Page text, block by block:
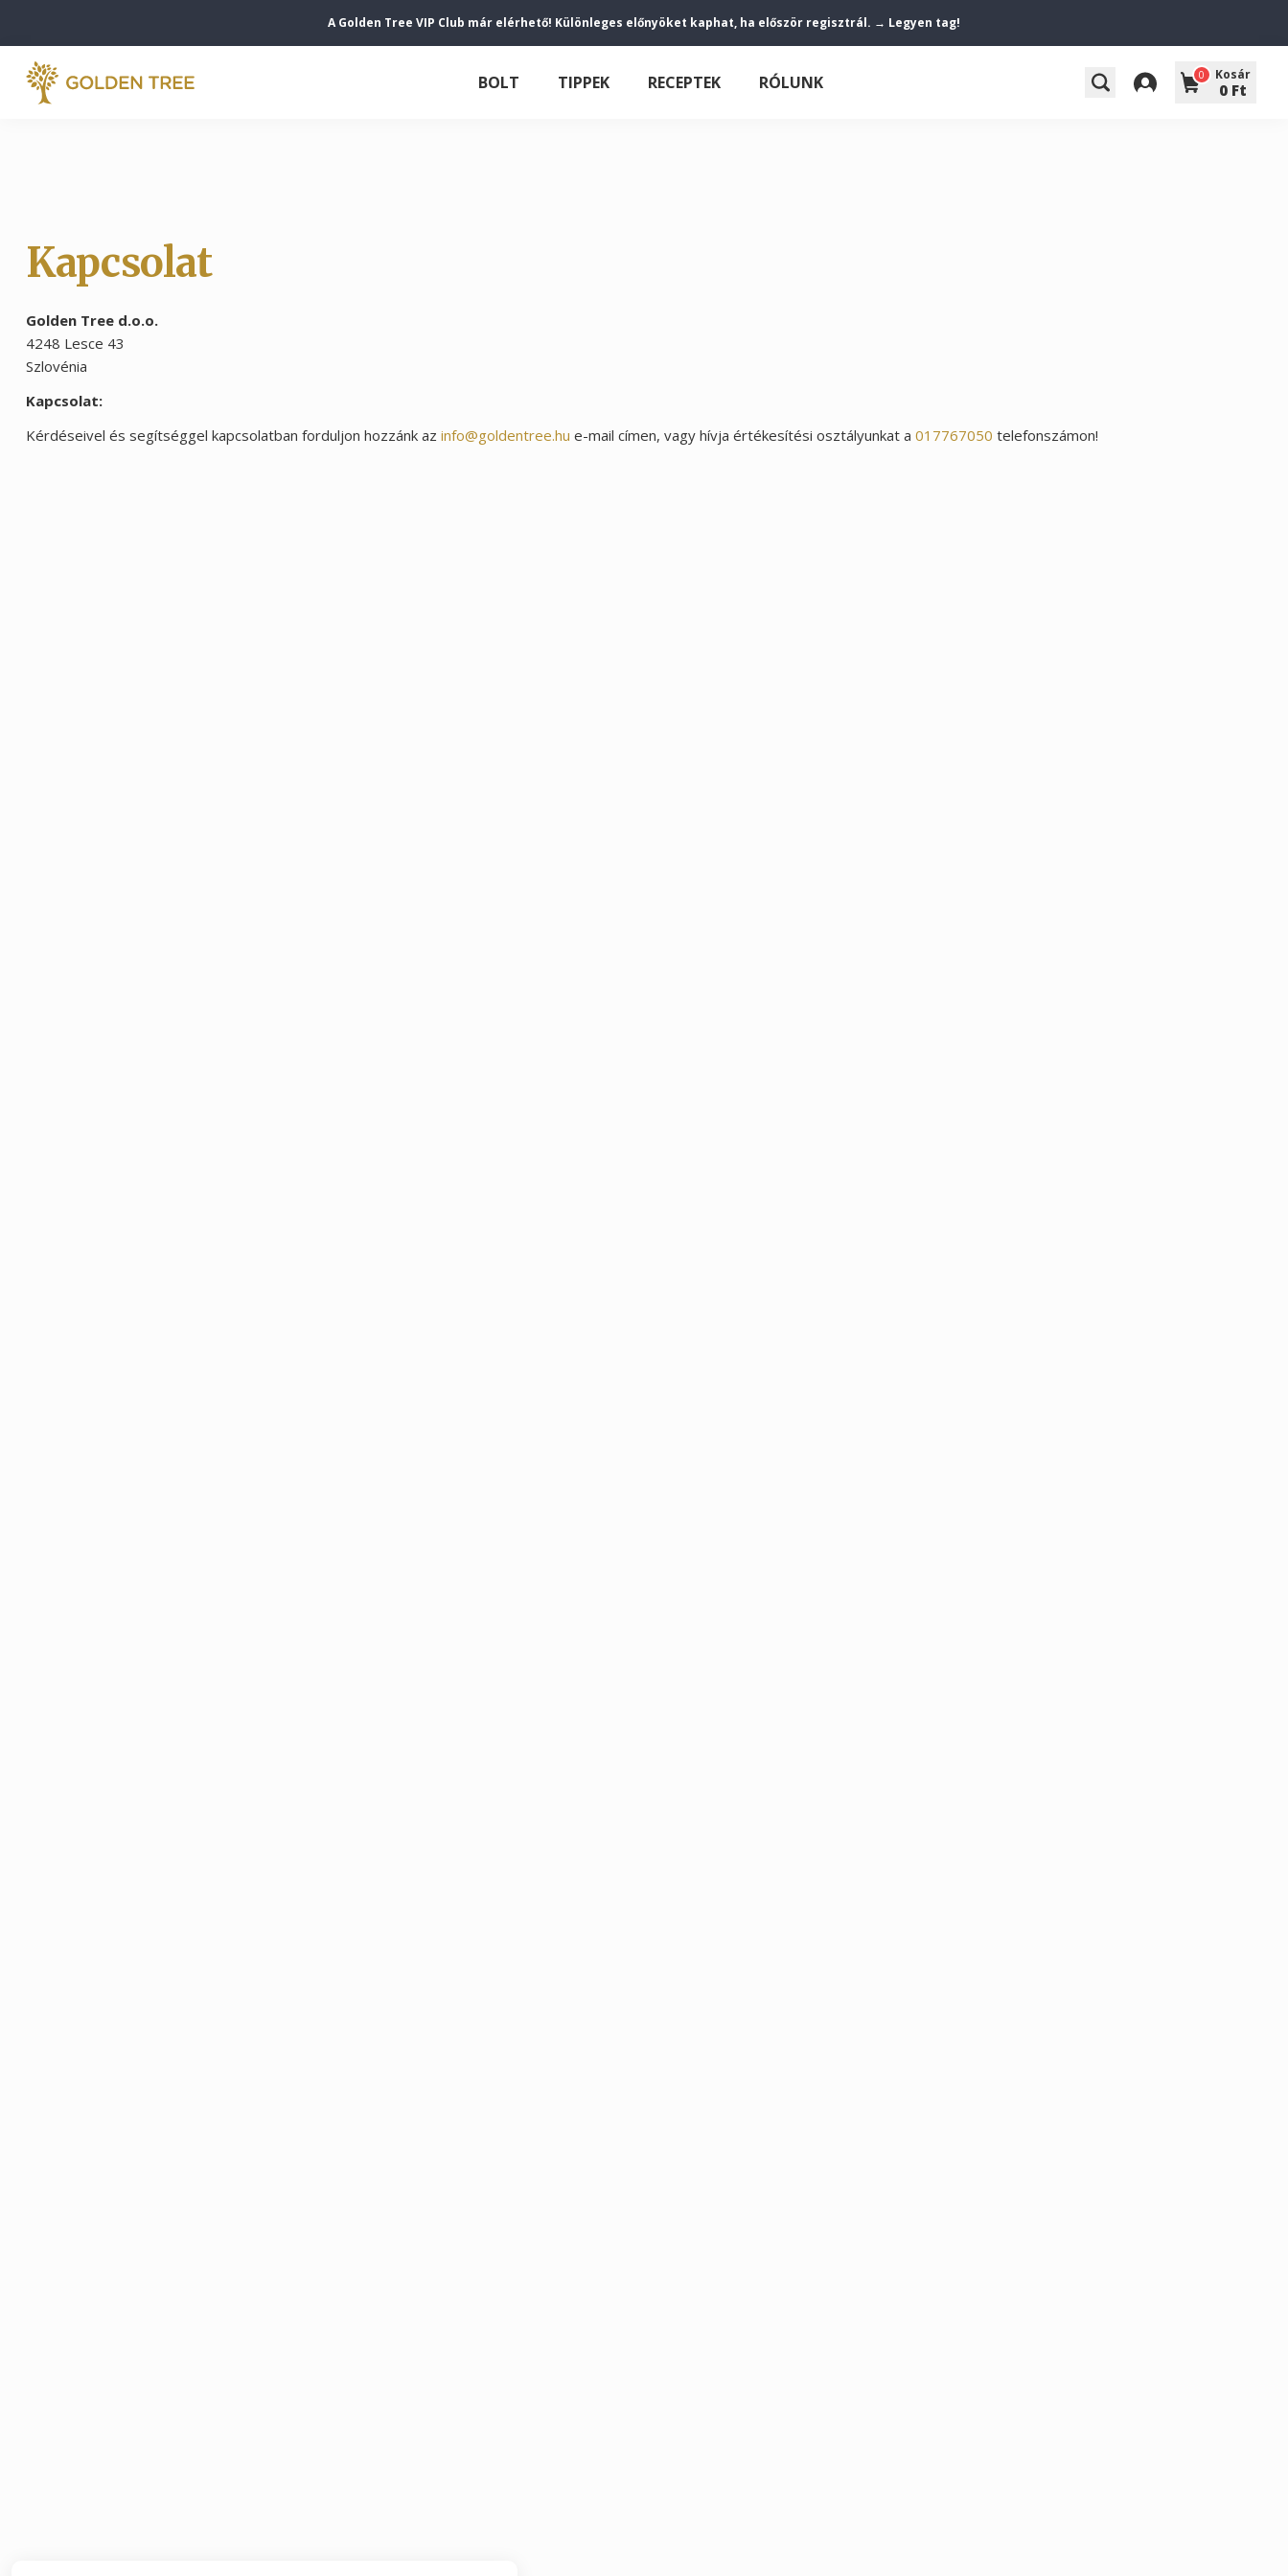
A Golden Tree VIP Club már elérhető! Különleges előnyöket kaphat, ha először regisztrál. → Legyen tag!
BOLT TIPPEK RECEPTEK RÓLUNK 0 Kosár
0 Ft
Kapcsolat
Golden Tree d.o.o.
4248 Lesce 43
Szlovénia
Kapcsolat:
Kérdéseivel és segítséggel kapcsolatban forduljon hozzánk az info@goldentree.hu e-mail címen, vagy hívja értékesítési osztályunkat a 017767050 telefonszámon!